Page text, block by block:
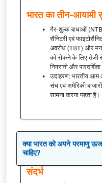
भारत का तीन-आयामी
गैर-शुल्क बाधाओं
सैनिटरी एवं
अवरोध (TBT) और
को रोकने के लिए तेजी
निगरानी और
उदाहरण: भारतीय आम
संघ एवं अमेरिकी
सामना करना पड़ता है।
क्या भारत को अपने परमाणु
चाहिए?
संदर्भ